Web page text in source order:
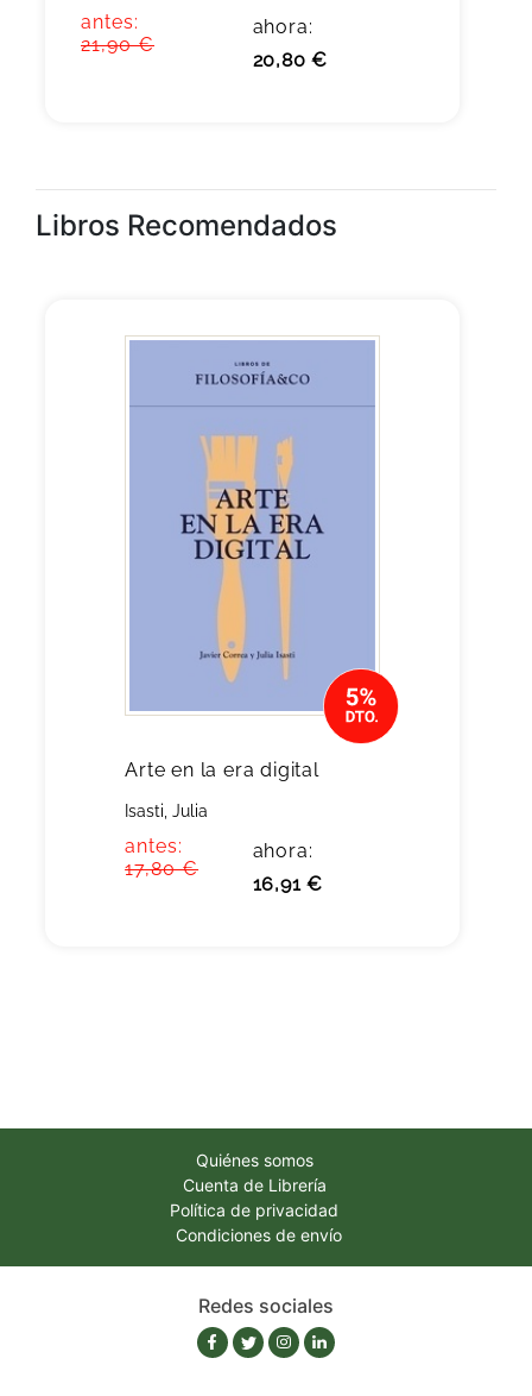
antes:
21,90 €
ahora:
20,80 €
Libros Recomendados
Arte en la era digital
Isasti, Julia
antes:
17,80 €
ahora:
16,91 €
Quiénes somos
Cuenta de Librería
Política de privacidad
Condiciones de envío
Redes sociales